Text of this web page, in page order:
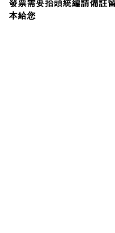
發票需要抬頭統編請備註
本給您